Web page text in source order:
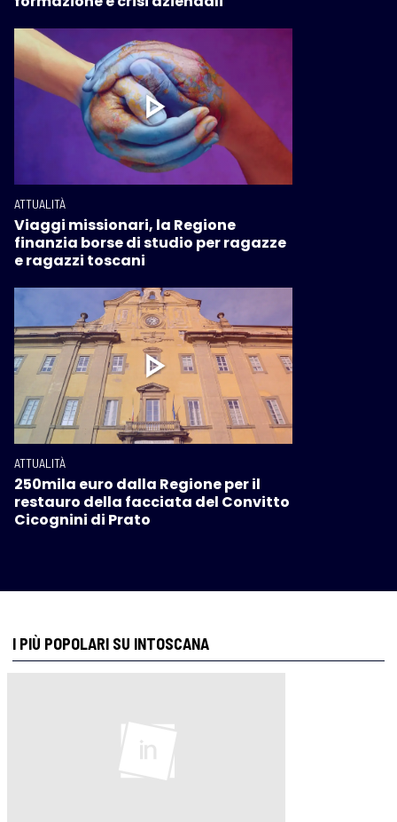
ATTUALITÀ
Viaggi missionari, la Regione
finanzia borse di studio per ragazze
e ragazzi toscani
ATTUALITÀ
250mila euro dalla Regione per il
restauro della facciata del Convitto
Cicognini di Prato
I PIÙ POPOLARI SU INTOSCANA